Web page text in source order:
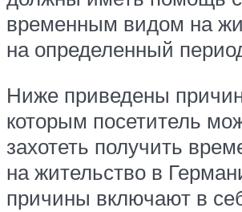
временным видом на
на определенный
Ниже приведены
которым посетитель
захотеть получить
на жительство в
причины включают в